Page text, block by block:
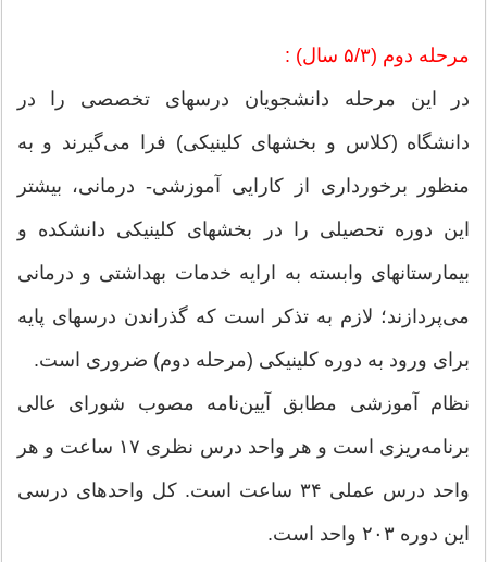
مرحله دوم (۵/۳ سال) :
در این مرحله دانشجویان درسهای تخصصی را در
دانشگاه (کلاس و بخشهای کلینیکی) فرا می‌گیرند و به
منظور برخورداری از کارایی آموزشی- درمانی، بیشتر
این دوره تحصیلی را در بخشهای کلینیکی دانشکده و
بیمارستانهای وابسته به ارایه خدمات بهداشتی و درمانی
می‌پردازند؛ لازم به تذکر است که گذراندن درسهای پایه
برای ورود به دوره کلینیکی (مرحله دوم) ضروری است.
نظام آموزشی مطابق آیین‌نامه مصوب شورای عالی
برنامه‌ریزی است و هر واحد درس نظری ۱۷ ساعت و هر
واحد درس عملی ۳۴ ساعت است. کل واحدهای درسی
این دوره ۲۰۳ واحد است.